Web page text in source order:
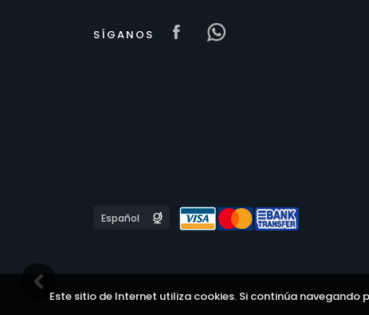
Este sitio de Internet utiliza cookies. Si continúa navegando
SÍGANOS Visit our Facebook
Languages